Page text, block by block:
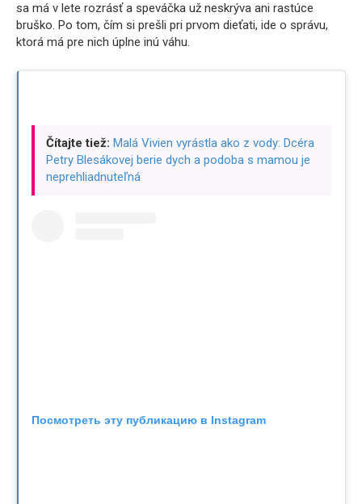
sa má v lete rozrásť a speváčka už neskrýva ani rastúce
bruško. Po tom, čím si prešli pri prvom dieťati, ide o správu,
ktorá má pre nich úplne inú váhu.
Čítajte tiež: Malá Vivien vyrástla ako z vody: Dcéra
Petry Blesákovej berie dych a podoba s mamou je
neprehliadnuteľná
Посмотреть эту публикацию в Instagram